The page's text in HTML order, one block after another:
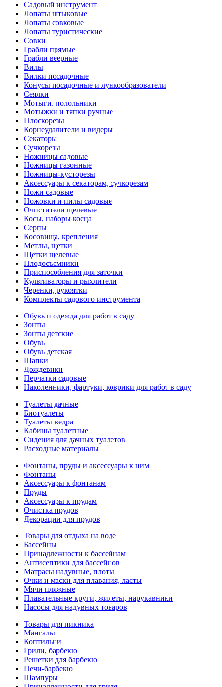
Садовый инструмент
Лопаты штыковые
Лопаты совковые
Лопаты туристические
Совки
Грабли прямые
Грабли веерные
Вилы
Вилки посадочные
Конусы посадочные и лункообразователи
Сеялки
Мотыги, полольники
Мотыжки и тяпки ручные
Плоскорезы
Корнеудалители и видеры
Секаторы
Сучкорезы
Ножницы садовые
Ножницы газонные
Ножницы-кусторезы
Аксессуары к секаторам, сучкорезам
Ножи садовые
Ножовки и пилы садовые
Очистители щелевые
Косы, наборы косца
Серпы
Косовища, крепления
Метлы, щетки
Щетки щелевые
Плодосъемники
Приспособления для заточки
Культиваторы и рыхлители
Черенки, рукоятки
Комплекты садового инструмента
Обувь и одежда для работ в саду
Зонты
Зонты детские
Обувь
Обувь детская
Шапки
Дождевики
Перчатки садовые
Наколенники, фартуки, коврики для работ в саду
Туалеты дачные
Биотуалеты
Туалеты-ведра
Кабины туалетные
Сидения для дачных туалетов
Расходные материалы
Фонтаны, пруды и аксессуары к ним
Фонтаны
Аксессуары к фонтанам
Пруды
Аксессуары к прудам
Очистка прудов
Декорации для прудов
Товары для отдыха на воде
Бассейны
Принадлежности к бассейнам
Антисептики для бассейнов
Матраcы надувные, плоты
Очки и маски для плавания, ласты
Мячи пляжные
Плавательные круги, жилеты, нарукавники
Насосы для надувных товаров
Товары для пикника
Мангалы
Коптильни
Грили, барбекю
Решетки для барбекю
Печи-барбекю
Шампуры